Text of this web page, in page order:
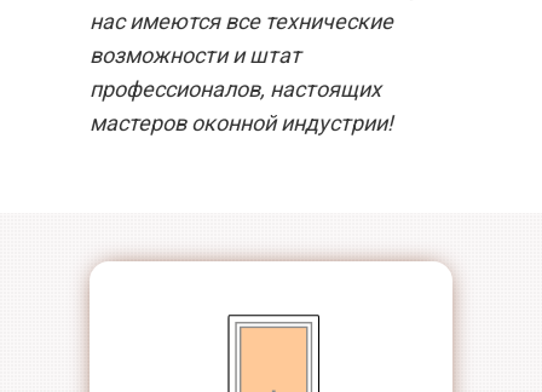
нас имеются все технические
возможности и штат
профессионалов, настоящих
мастеров оконной индустрии!